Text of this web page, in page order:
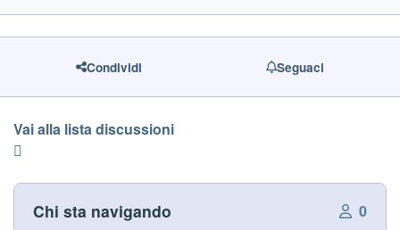
Condividi Seguaci
Vai alla lista discussioni
Chi sta navigando 0